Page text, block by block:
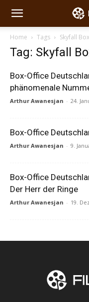
Home Tags Skyfall
Tag: Skyfall
Box-Office
phänomenale
Arthur Awanesjan - 24.
Box-Office
Arthur Awanesjan - 9.
Box-Office
Der Herr der Ringe
Arthur Awanesjan - 19.